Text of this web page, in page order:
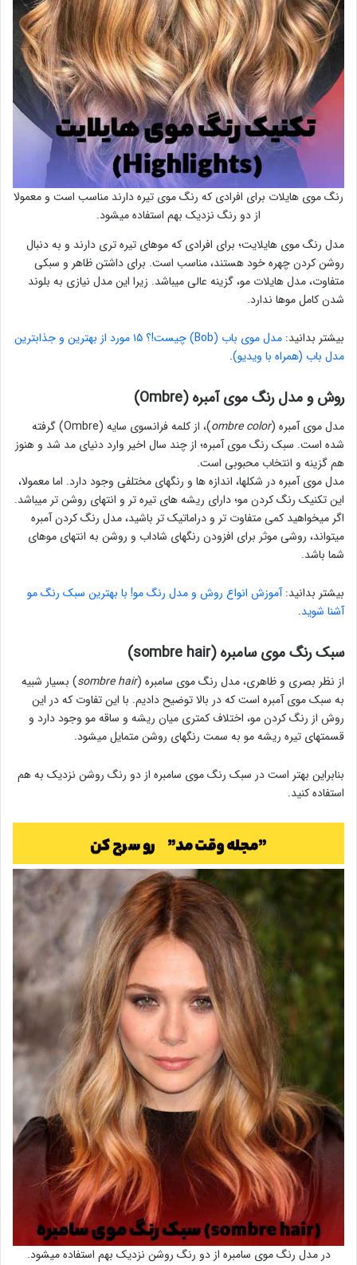
رنگ موی هایلات برای افرادی که رنگ موی تیره دارند مناسب است و معمولا
از دو رنگ نزدیک بهم استفاده میشود.
مدل رنگ موی هایلایت؛ برای افرادی که موهای تیره تری دارند و به دنبال
روشن کردن چهره خود هستند، مناسب است. برای داشتن ظاهر و سبکی
متفاوت، مدل هایلات مو، گزینه عالی میباشد. زیرا این مدل نیازی به بلوند
شدن کامل موها ندارد.
بیشتر بدانید:
مدل موی باب (Bob) چیست!؟ ۱۵ مورد از بهترین و جذابترین
مدل باب (همراه با ویدیو).
روش و مدل رنگ موی آمبره (Ombre)
مدل موی آمبره (ombre color
)، از کلمه فرانسوی سایه (Ombre) گرفته
شده است. سبک رنگ موی آمبره؛ از چند سال اخیر وارد دنیای مد شد و هنوز
هم گزینه و انتخاب محبوبی است.
مدل موی آمبره در شکلها، اندازه ها و رنگهای مختلفی وجود دارد. اما معمولا،
این تکنیک رنگ کردن مو؛ دارای ریشه های تیره تر و انتهای روشن تر میباشد.
اگر میخواهید کمی متفاوت تر و دراماتیک تر باشید، مدل رنگ کردن آمبره
میتواند، روشی موثر برای افزودن رنگهای شاداب و روشن به انتهای موهای
شما باشد.
بیشتر بدانید:آموزش انواع روش و مدل رنگ مو! با بهترین سبک رنگ مو
آشنا شوید.
سبک رنگ موی سامبره (sombre hair)
از نظر بصری و ظاهری، مدل رنگ موی سامبره (sombre hair) بسیار شبیه
به سبک موی آمبره است که در بالا توضیح دادیم. با این تفاوت که در این
روش از رنگ کردن مو، اختلاف کمتری میان ریشه و ساقه مو وجود دارد و
قسمتهای تیره ریشه مو به سمت رنگهای روشن متمایل میشود.
بنابراین بهتر است در سبک رنگ موی سامبره از دو رنگ روشن نزدیک به هم
استفاده کنید.
در مدل رنگ موی سامبره از دو رنگ روشن نزدیک بهم استفاده میشود.